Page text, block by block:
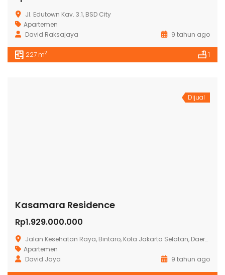
Jl. Edutown Kav. 3.1, BSD City
Apartemen
David Raksajaya
9 tahun ago
227 m2 1
Dijual
Kasamara Residence
Rp1.929.000.000
Jalan Kesehatan Raya, Bintaro, Kota Jakarta Selatan, Daerah Khusus Ibukota Jakarta
Apartemen
David Jaya
9 tahun ago